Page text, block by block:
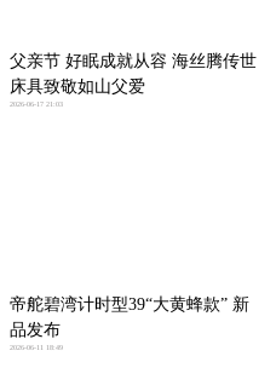
父亲节 好眠成就从容 海丝腾传世
床具致敬如山父爱
2026-06-17 21:03
帝舵碧湾计时型39“大黄蜂款” 新
品发布
2026-06-11 18:49